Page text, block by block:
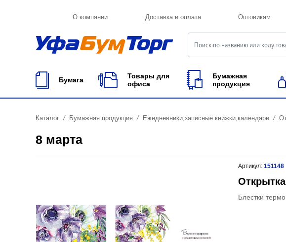
О компании Доставка и оплата Оптовикам
Бумага
Товары для
офиса
Бумажная
продукция
Каталог Бумажная продукция Ежедневники,записные книжки,календари
8 марта
Артикул: 151148
Блестки